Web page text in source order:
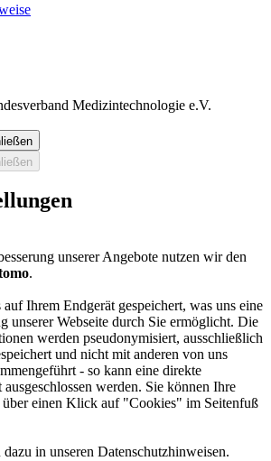
Medizintechnologie e.V.
unserer Angebote nutzen wir den
.
Ihrem Endgerät gespeichert, was uns eine
unserer Webseite durch Sie ermöglicht. Die
werden pseudonymisiert, ausschließlich
und nicht mit anderen von uns
- so kann eine direkte
ausgeschlossen werden. Sie können Ihre
einen Klick auf "Cookies" im Seitenfuß
in unseren Datenschutzhinweisen.